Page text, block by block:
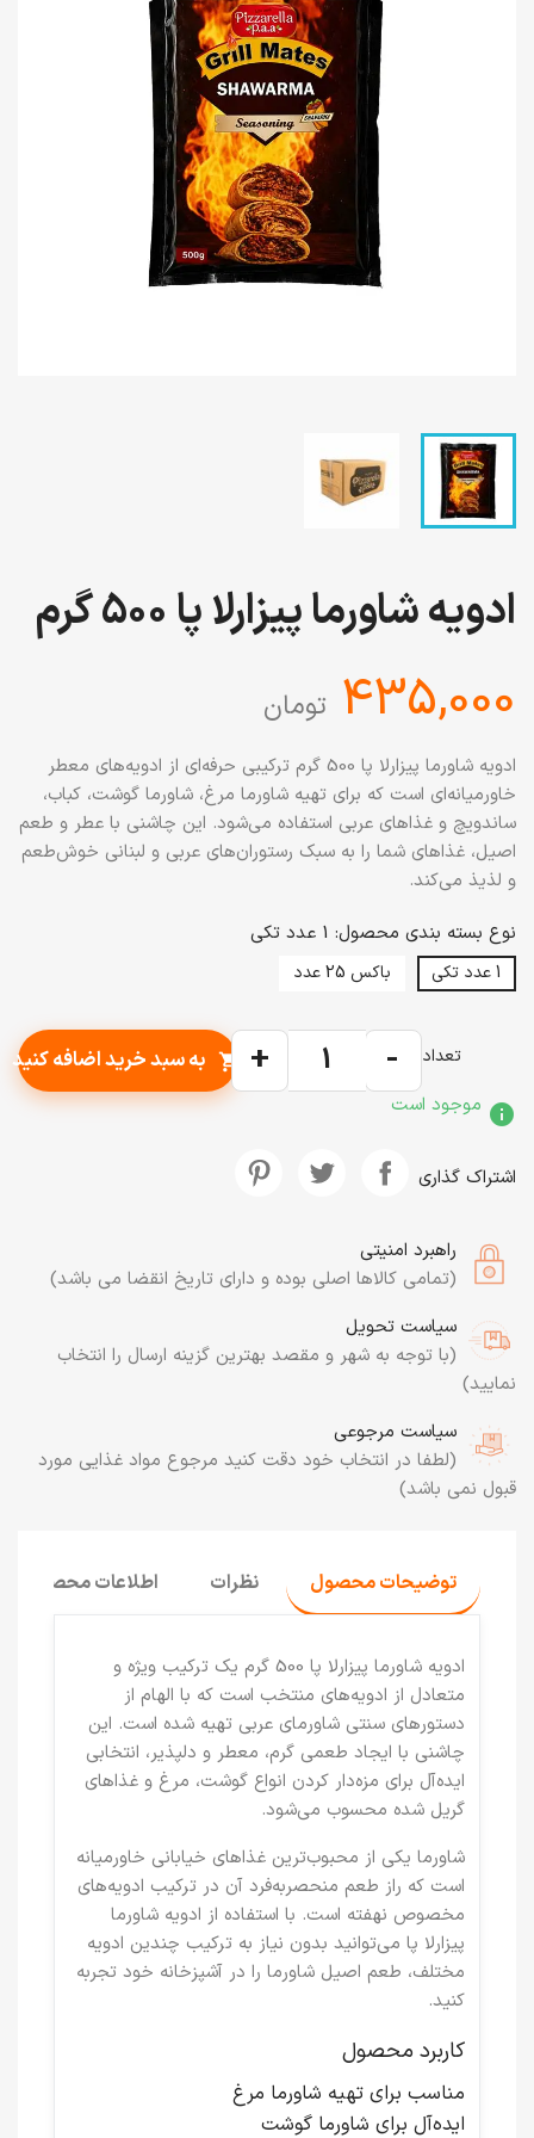
ادویه شاورما پیزارلا پا 500 گرم
‎435,000 تومان
ادویه شاورما پیزارلا پا 500 گرم ترکیبی حرفه‌ای از ادویه‌های معطر
خاورمیانه‌ای است که برای تهیه شاورما مرغ، شاورما گوشت، کباب،
ساندویچ و غذاهای عربی استفاده می‌شود. این چاشنی با عطر و طعم
اصیل، غذاهای شما را به سبک رستوران‌های عربی و لبنانی خوش‌طعم
و لذیذ می‌کند.
نوع بسته بندی محصول: 1 عدد تکی
1 عدد تکی باکس 25 عدد
تعداد -
+
shopping_cart به سبد خرید اضافه کنید
info موجود است
اشتراک گذاری
راهبرد امنیتی
(تمامی کالاها اصلی بوده و دارای تاریخ انقضا می باشد)
سیاست تحویل
(با توجه به شهر و مقصد بهترین گزینه ارسال را انتخاب
نمایید)
سیاست مرجوعی
(لطفا در انتخاب خود دقت کنید مرجوع مواد غذایی مورد
قبول نمی باشد)
توضیحات محصول نظرات اطلاعات محصول
ادویه شاورما پیزارلا پا 500 گرم یک ترکیب ویژه و
متعادل از ادویه‌های منتخب است که با الهام از
دستورهای سنتی شاورمای عربی تهیه شده است. این
چاشنی با ایجاد طعمی گرم، معطر و دلپذیر، انتخابی
ایده‌آل برای مزه‌دار کردن انواع گوشت، مرغ و غذاهای
گریل شده محسوب می‌شود.
شاورما یکی از محبوب‌ترین غذاهای خیابانی خاورمیانه
است که راز طعم منحصربه‌فرد آن در ترکیب ادویه‌های
مخصوص نهفته است. با استفاده از ادویه شاورما
پیزارلا پا می‌توانید بدون نیاز به ترکیب چندین ادویه
مختلف، طعم اصیل شاورما را در آشپزخانه خود تجربه
کنید.
کاربرد محصول
مناسب برای تهیه شاورما مرغ
ایده‌آل برای شاورما گوشت